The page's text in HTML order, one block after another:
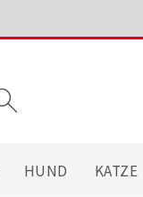
HUND KATZE